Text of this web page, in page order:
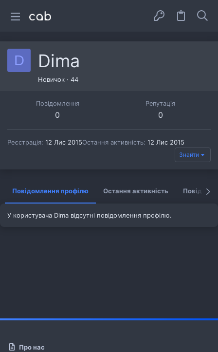
D Dima
Новичок · 44
Повідомлення
0
Репутація
0
Реєстрація 12 Лис 2015Остання активність 12 Лис 2015
Знайти
Повідомлення профілю Остання активність
У користувача Dima відсутні повідомлення профілю.
Про нас